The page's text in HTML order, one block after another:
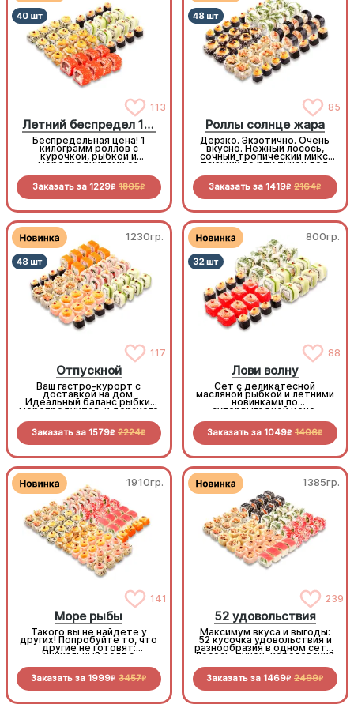
113
Летний беспредел 1 кг
Беспредельная цена! 1
килограмм роллов с
курочкой, рыбкой и
морепродуктами со
Заказать за 1229R 1805R
85
Роллы солнце жара
Дерзко. Экзотично. Очень
вкусно. Нежный лосось,
сочный тропический микс,
тающий во рту тунец под
Заказать за 1419R 2164R
1230гр.
117
Отпускной
Ваш гастро-курорт с
доставкой на дом.
Идеальный баланс рыбки,
морепродуктов и дерзкого
беконом. Расслабьтесь и
отдыхайте, мы всё
Заказать за 1579R 2224R
800гр.
88
Лови волну
Сет с деликатесной
масляной рыбкой и летними
новинками по
супервыгодной цене.
Заказать за 1049R 1406R
1910гр.
141
Море рыбы
Такого вы не найдете у
других! Попробуйте то, что
другие не готовят:
уникальный ролл с
мидии, нежную масляную
рыбу. Популярные начинки
чистой роскоши по
адекватной цене
Заказать за 1999R 3457R
1385гр.
239
52 удовольствия
Максимум вкуса и выгоды:
52 кусочка удовольствия и
разнообразия в одном сете.
Лосось, тунец, королевский
плюс 4 дегустационных
кусочка филадельфии с
попробовать ещё один вкус
Заказать за 1469R 2499R